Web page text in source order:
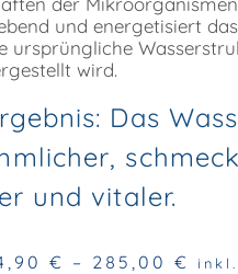
und energetisiert
ursprüngliche
wird.
Das
und vitaler.
€ – 285,00 € inkl.